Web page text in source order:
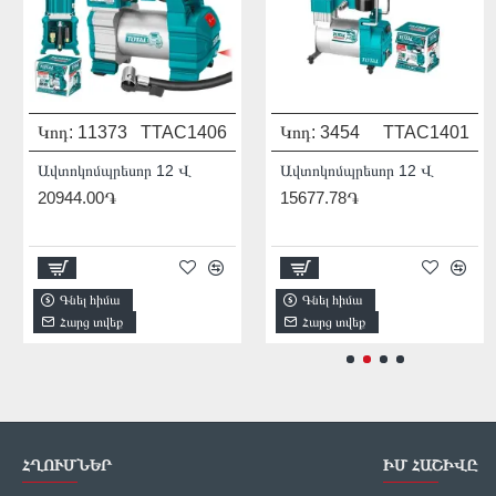
Կոդ: 11373 TTAC1406
Ավտոկոմպրեսոր 12 Վ
20944.00֏
Գնել հիմա
Հարց տվեք
Կոդ: 3454 TTAC1401
Ավտոկոմպրեսոր 12 Վ
15677.78֏
Գնել հիմա
Հարց տվեք
Մոդել: THDIS12222L
1/2
Գնել հիմա
Հարց տվեք
ՀՂՈՒՄՆԵՐ ԻՄ ՀԱՇԻՎԸ